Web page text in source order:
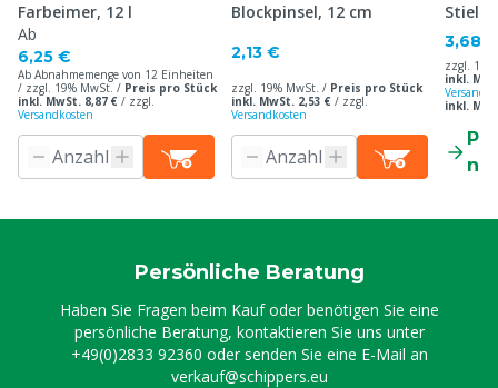
Farbeimer, 12 l
Ab
6,25 €
Ab Abnahmemenge von 12 Einheiten
/ zzgl. 19% MwSt. / Preis pro Stück
inkl. MwSt. 8,87 € / zzgl.
Versandkosten
Blockpinsel, 12 cm
2,13 €
zzgl. 19% MwSt. / Preis pro Stück
inkl. MwSt. 2,53 € / zzgl.
Versandkosten
Stiel
3,68 €
zzgl.
inkl.
inkl.
Persönliche Beratung
Haben Sie Fragen beim Kauf oder benötigen Sie eine
persönliche Beratung, kontaktieren Sie uns unter
+49(0)2833 92360 oder senden Sie eine E-Mail an
verkauf@schippers.eu